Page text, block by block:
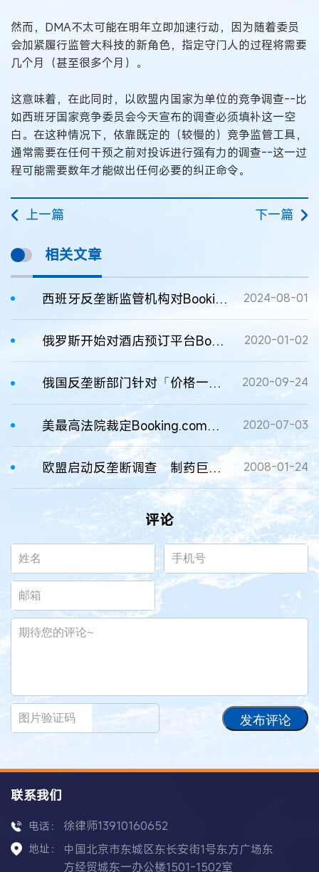
然而，DMA不太可能在明年立即加速行动，因为随着委员
会加紧履行监管大科技的新角色，指定守门人的过程将需要
几个月（甚至很多个月）。
这意味着，在此同时，以欧盟内国家为单位的竞争调查--比
如西班牙国家竞争委员会今天宣布的调查必须填补这一空
白。在这种情况下，依靠既定的（较慢的）竞争监管工具，
通常需要在任何干预之前对投诉进行强有力的调查--这一过
程可能需要数年才能做出任何必要的纠正命令。
上一篇 下一篇
相关文章
西班牙反垄断监管机构对Booking.com处以4.1324亿欧元的罚款 2024-08-01
俄罗斯开始对酒店预订平台Booking.com展开反垄断调查 2020-01-02
俄国反垄断部门针对「价格一致性」，向Booking.com发出第二次警告 2020-09-24
美最高法院裁定Booking.com胜诉，通用网站域名可注册商标 2020-07-03
欧盟启动反垄断调查 制药巨头面临“大考” 2008-01-24
评论
发布评论
联系我们
电话： 徐律师13910160652
地址：
中国北京市东城区东长安街1号东方广场东
方经贸城东一办公楼1501-1502室